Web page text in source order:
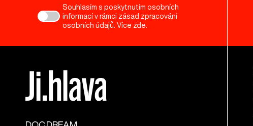
Souhlasím s poskytnutím osobních
informací v rámci zásad zpracování
osobních údajů. Více zde